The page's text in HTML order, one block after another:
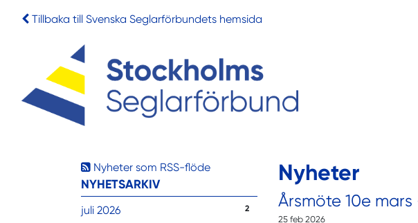
Tillbaka till Svenska Seglarförbundets hemsida
Nyheter som RSS-flöde
NYHETSARKIV
juli 2026 2
Nyheter
Årsmöte 10e
25 feb 2026